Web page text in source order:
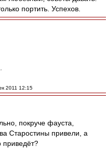
портить. Успехов.
2011 12:15
покруче фауста,
Старостины привели, а
приведёт?